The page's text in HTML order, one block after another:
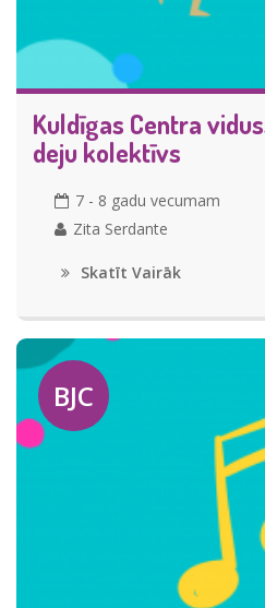
Kuldīgas Centra
deju kolektīvs
7 - 8 gadu vecumam
Zita Serdante
Skatīt Vairāk
BJC